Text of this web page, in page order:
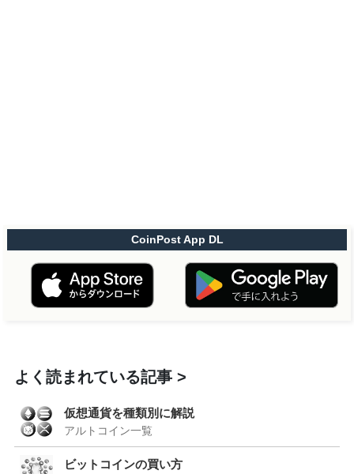
CoinPost App DL
よく読まれている記事
仮想通貨を種類別に解説
アルトコイン一覧
ビットコインの買い方